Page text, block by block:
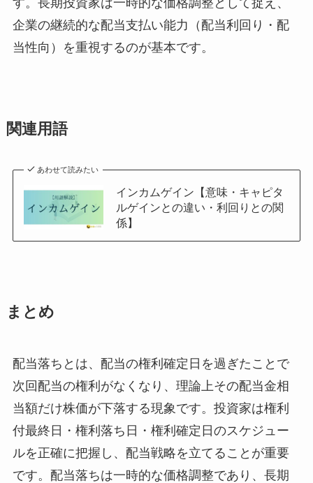
企業の継続的な配当支払い能力（配当利回り・配
当性向）を重視するのが基本です。
関連用語
あわせて読みたい
インカムゲイン【意味・キャピタ
ルゲインとの違い・利回りとの関
係】
まとめ
配当落ちとは、配当の権利確定日を過ぎたことで
次回配当の権利がなくなり、理論上その配当金相
当額だけ株価が下落する現象です。投資家は権利
付最終日・権利落ち日・権利確定日のスケジュー
ルを正確に把握し、配当戦略を立てることが重要
です。配当落ちは一時的な価格調整であり、長期